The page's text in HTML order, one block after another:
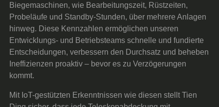
Biegemaschinen, wie Bearbeitungszeit, Rüstzeiten,
Probeläufe und Standby-Stunden, über mehrere Anlagen
hinweg. Diese Kennzahlen ermöglichen unseren
Entwicklungs- und Betriebsteams schnelle und fundierte
Entscheidungen, verbessern den Durchsatz und beheben
Ineffizienzen proaktiv – bevor es zu Verzögerungen
kommt.
Mit IoT-gestützten Erkenntnissen wie diesen stellt Tien